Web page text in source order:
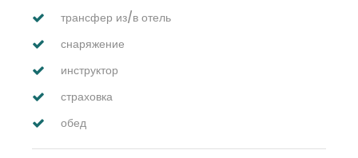
трансфер из/в отель
снаряжение
инструктор
страховка
обед